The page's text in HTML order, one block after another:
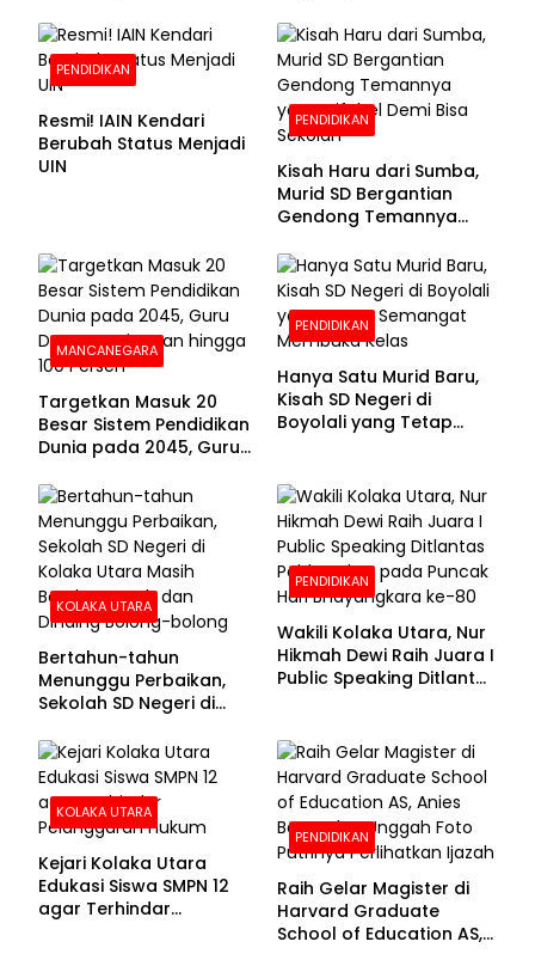
PENDIDIKAN
Resmi! IAIN Kendari
Berubah Status Menjadi
UIN
PENDIDIKAN
Kisah Haru dari Sumba,
Murid SD Bergantian
Gendong Temannya
Sekolah
MANCANEGARA
Targetkan Masuk 20
Besar Sistem Pendidikan
Dunia pada 2045, Guru
100 Persen
PENDIDIKAN
Hanya Satu Murid Baru,
Kisah SD Negeri di
Boyolali yang Tetap
KOLAKA UTARA
Bertahun-tahun
Menunggu Perbaikan,
Sekolah SD Negeri di
Beralas Tanah dan
Dinding Bolong-bolong
PENDIDIKAN
Wakili Kolaka Utara, Nur
Hikmah Dewi Raih Juara I
Public Speaking Ditlantas
Bhayangkara ke-80
KOLAKA UTARA
Kejari Kolaka Utara
Edukasi Siswa SMPN 12
agar Terhindar
PENDIDIKAN
Raih Gelar Magister di
Harvard Graduate
School of Education AS,